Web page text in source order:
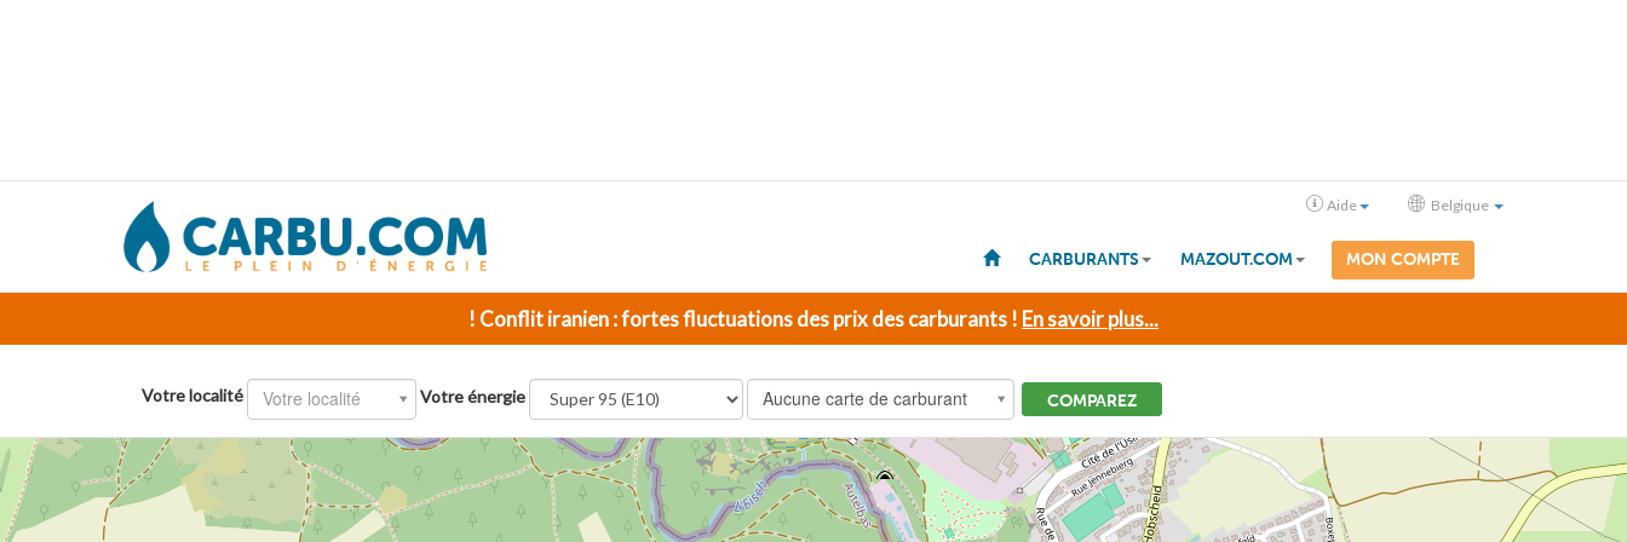
Aide Belgique
CARBURANTS MAZOUT.COM MON COMPTE
! Conflit iranien : fortes fluctuations des prix des carburants ! En savoir plus...
Votre localité Votre localité Votre énergie Aucune carte de carburant COMPAREZ